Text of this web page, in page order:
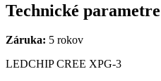
Technické parametre
Záruka: 5 rokov
LEDCHIP CREE XPG-3